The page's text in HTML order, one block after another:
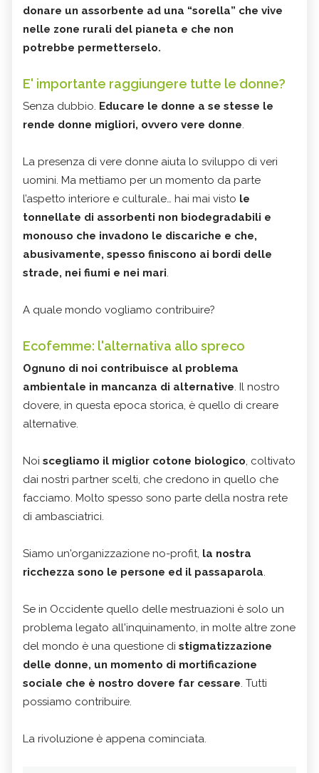
donare un assorbente ad una “sorella” che vive
nelle zone rurali del pianeta e che non
potrebbe permetterselo.
E' importante raggiungere tutte le donne?
Senza dubbio. Educare le donne a se stesse le
rende donne migliori, ovvero vere donne.
La presenza di vere donne aiuta lo sviluppo di veri
uomini. Ma mettiamo per un momento da parte
l’aspetto interiore e culturale… hai mai visto le
tonnellate di assorbenti non biodegradabili e
monouso che invadono le discariche e che,
abusivamente, spesso finiscono ai bordi delle
strade, nei fiumi e nei mari.
A quale mondo vogliamo contribuire?
Ecofemme: l'alternativa allo spreco
Ognuno di noi contribuisce al problema
ambientale in mancanza di alternative. Il nostro
dovere, in questa epoca storica, è quello di creare
alternative.
Noi scegliamo il miglior cotone biologico, coltivato
dai nostri partner scelti, che credono in quello che
facciamo. Molto spesso sono parte della nostra rete
di ambasciatrici.
Siamo un'organizzazione no-profit, la nostra
ricchezza sono le persone ed il passaparola.
Se in Occidente quello delle mestruazioni è solo un
problema legato all'inquinamento, in molte altre zone
del mondo è una questione di stigmatizzazione
delle donne, un momento di mortificazione
sociale che è nostro dovere far cessare. Tutti
possiamo contribuire.
La rivoluzione è appena cominciata.